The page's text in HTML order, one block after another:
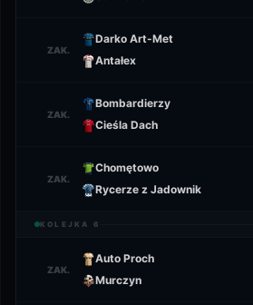
ZAK.
Darko Art-Met
Antałex
ZAK.
Bombardierzy
Cieśla Dach
ZAK.
Chomętowo
Rycerze z Jadownik
KOLEJKA 6
ZAK.
Auto Proch
Murczyn